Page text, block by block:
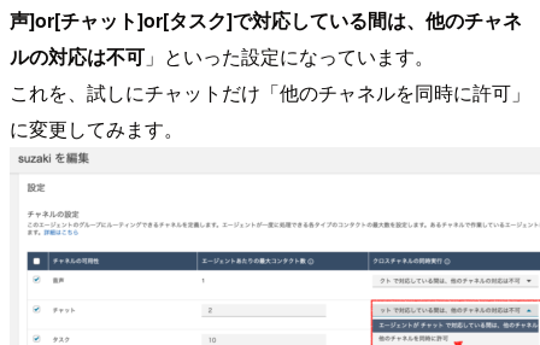
声]or[チャット]or[タスク]で対応している間は、他のチャネ
ルの対応は不可 」といった設定になっています。
これを、試しにチャットだけ「他のチャネルを同時に許可」
に変更してみます。